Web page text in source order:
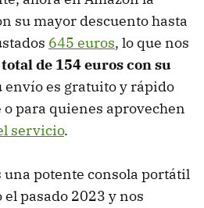
su mayor descuento hasta
645 euros, lo que nos
de 154 euros con su
envío es gratuito y rápido
para quienes aprovechen
servicio.
una potente consola portátil
pasado 2023 y nos